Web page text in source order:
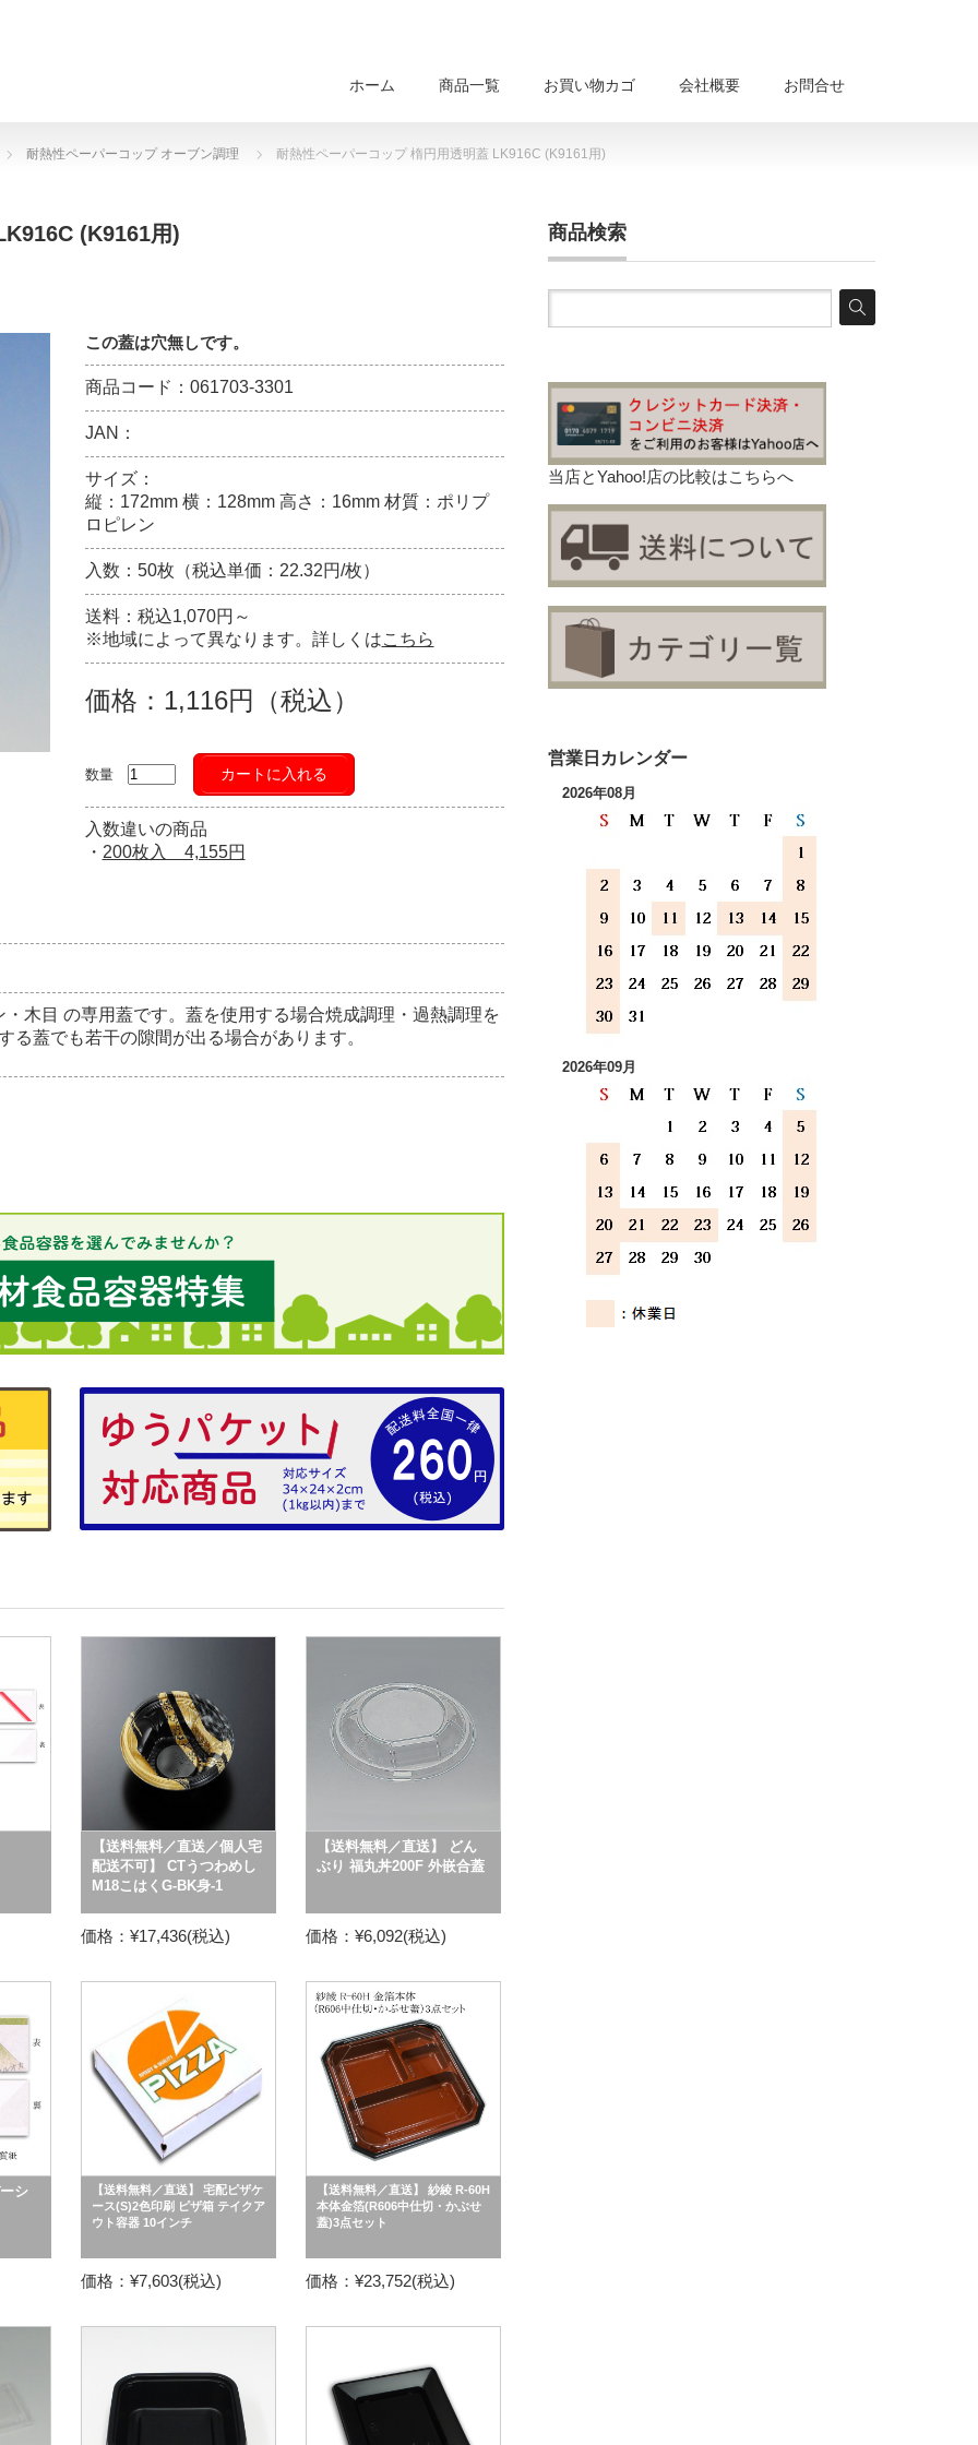
ホーム 商品一覧 お買い物カゴ 会社概要 お問合せ
耐熱性ペーパーコップ オーブン調理 耐熱性ペーパーコップ 楕円用透明蓋 LK916C (K9161用)
(K9161用)
この蓋は穴無しです。
商品コード：061703-3301
JAN：
サイズ：
縦：172mm 横：128mm 高さ：16mm 材質：ポリプ
ロピレン
入数：50枚（税込単価：22.32円/枚）
送料：税込1,070円～
※地域によって異なります。詳しくはこちら
価格：1,116円（税込）
数量 カートに入れる
入数違いの商品
・ 200枚入 4,155円
木目 の専用蓋です。蓋を使用する場合焼成調理・過熱調理を
蓋でも若干の隙間が出る場合があります。
【送料無料／直送／個人宅
配送不可】 CTうつわめし
M18こはくG-BK身-1
価格：¥17,436(税込)
【送料無料／直送】 どん
ぶり 福丸丼200F 外嵌合蓋
価格：¥6,092(税込)
シ
【送料無料／直送】 宅配ピザケ
ース(S)2色印刷 ピザ箱 テイクア
ウト容器 10インチ
価格：¥7,603(税込)
【送料無料／直送】 紗綾 R-60H
本体金箔(R606中仕切・かぶせ
蓋)3点セット
価格：¥23,752(税込)
商品検索
当店とYahoo!店の比較はこちらへ
営業日カレンダー
2026年08月
2026年09月